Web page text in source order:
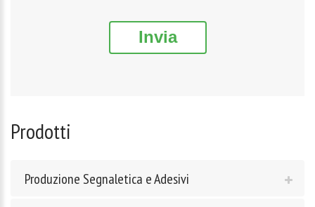
Invia
Prodotti
Produzione Segnaletica e Adesivi